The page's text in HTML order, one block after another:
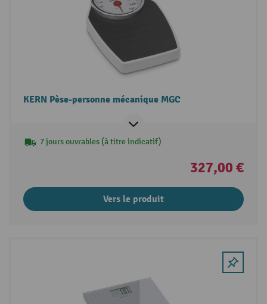
KERN Pèse-personne mécanique MGC
7 jours ouvrables (à titre indicatif)
327,00 €
Vers le produit